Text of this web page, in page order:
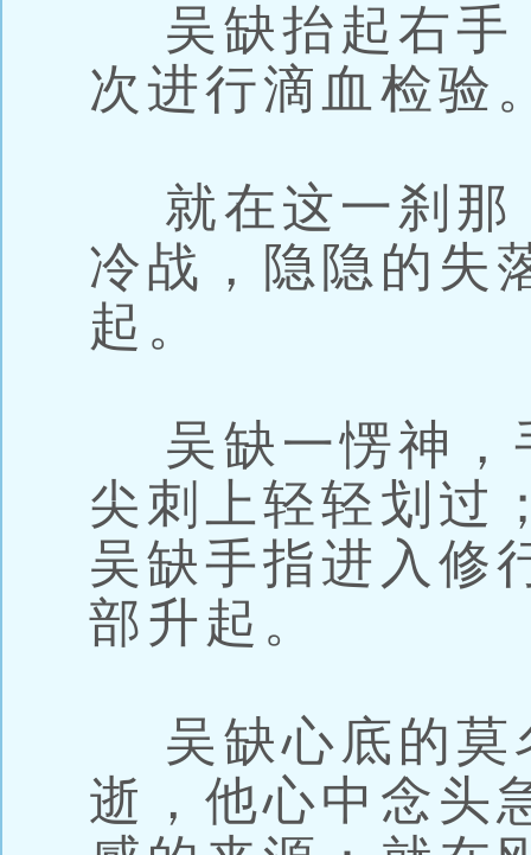
吴缺抬起右手
次进行滴血检验
就在这一刹那
冷战，隐隐的失
起。
吴缺一愣神，
尖刺上轻轻划过
吴缺手指进入修
部升起。
吴缺心底的莫
逝，他心中念头